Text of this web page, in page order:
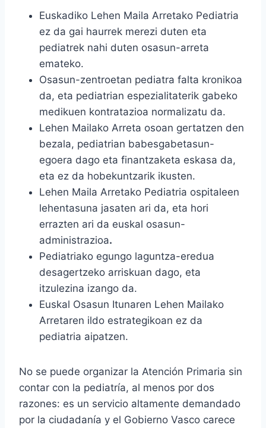
Euskadiko Lehen Maila Arretako Pediatria
ez da gai haurrek merezi duten eta
pediatrek nahi duten osasun-arreta
emateko.
Osasun-zentroetan pediatra falta kronikoa
da, eta pediatrian espezialitaterik gabeko
medikuen kontratazioa normalizatu da.
Lehen Mailako Arreta osoan gertatzen den
bezala, pediatrian babesgabetasun-
egoera dago eta finantzaketa eskasa da,
eta ez da hobekuntzarik ikusten.
Lehen Maila Arretako Pediatria ospitaleen
lehentasuna jasaten ari da, eta hori
errazten ari da euskal osasun-
administrazioa.
Pediatriako egungo laguntza-eredua
desagertzeko arriskuan dago, eta
itzulezina izango da.
Euskal Osasun Itunaren Lehen Mailako
Arretaren ildo estrategikoan ez da
pediatria aipatzen.
No se puede organizar la Atención Primaria sin
contar con la pediatría, al menos por dos
razones: es un servicio altamente demandado
por la ciudadanía y el Gobierno Vasco carece